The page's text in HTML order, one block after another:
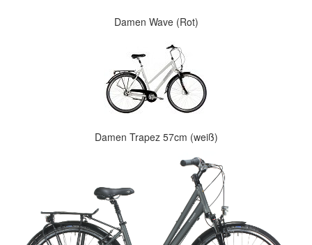
Damen Wave (Rot)
Damen Trapez 57cm (weiß)